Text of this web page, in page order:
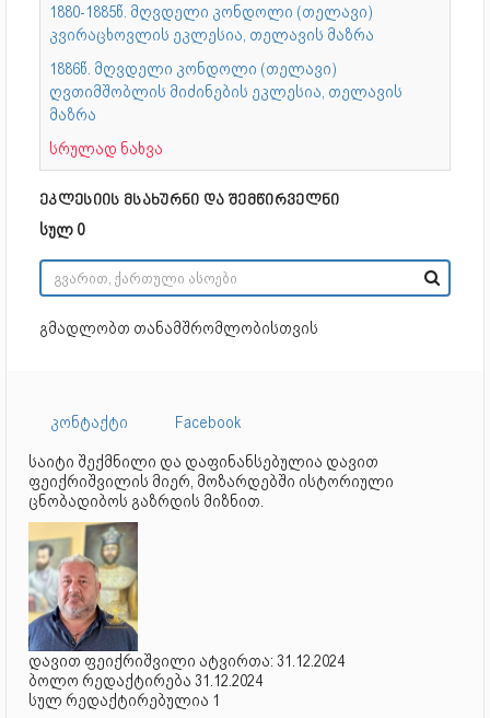
1880-1885წ. მღვდელი კონდოლი (თელავი)
კვირაცხოვლის ეკლესია, თელავის მაზრა
1886წ. მღვდელი კონდოლი (თელავი)
ღვთიმშობლის მიძინების ეკლესია, თელავის
მაზრა
სრულად ნახვა
ეკლესიის მსახურნი და შემწირველნი
სულ 0
გმადლობთ თანამშრომლობისთვის
კონტაქტი
Facebook
საიტი შექმნილი და დაფინანსებულია დავით
ფეიქრიშვილის მიერ, მოზარდებში ისტორიული
ცნობადიბოს გაზრდის მიზნით.
დავით ფეიქრიშვილი ატვირთა: 31.12.2024
ბოლო რედაქტირება 31.12.2024
სულ რედაქტირებულია 1